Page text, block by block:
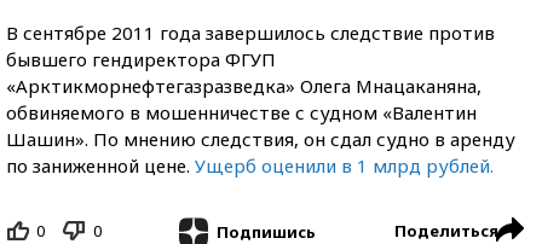
В сентябре 2011 года завершилось следствие против
бывшего гендиректора ФГУП
«Арктикморнефтегазразведка» Олега Мнацаканяна,
обвиняемого в мошенничестве с судном «Валентин
Шашин». По мнению следствия, он сдал судно в аренду
по заниженной цене. Ущерб оценили в 1 млрд рублей.
0 0 Подпишись Поделиться